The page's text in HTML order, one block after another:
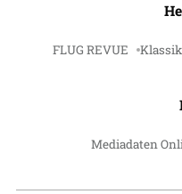
FLUG REVUE
Mediadaten